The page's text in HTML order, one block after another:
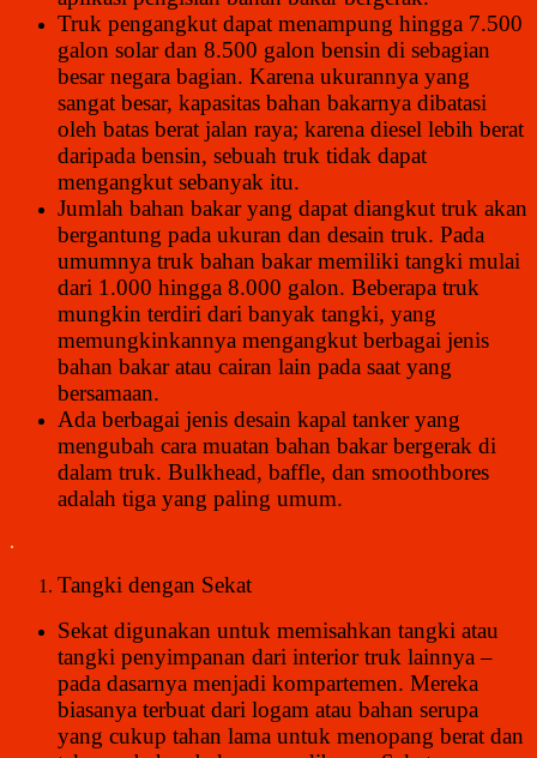
Truk pengangkut dapat menampung hingga 7.500
galon solar dan 8.500 galon bensin di sebagian
besar negara bagian. Karena ukurannya yang
sangat besar, kapasitas bahan bakarnya dibatasi
oleh batas berat jalan raya; karena diesel lebih berat
daripada bensin, sebuah truk tidak dapat
mengangkut sebanyak itu.
Jumlah bahan bakar yang dapat diangkut truk akan
bergantung pada ukuran dan desain truk. Pada
umumnya truk bahan bakar memiliki tangki mulai
dari 1.000 hingga 8.000 galon. Beberapa truk
mungkin terdiri dari banyak tangki, yang
memungkinkannya mengangkut berbagai jenis
bahan bakar atau cairan lain pada saat yang
bersamaan.
Ada berbagai jenis desain kapal tanker yang
mengubah cara muatan bahan bakar bergerak di
dalam truk. Bulkhead, baffle, dan smoothbores
adalah tiga yang paling umum.
.
Tangki dengan Sekat
Sekat digunakan untuk memisahkan tangki atau
tangki penyimpanan dari interior truk lainnya –
pada dasarnya menjadi kompartemen. Mereka
biasanya terbuat dari logam atau bahan serupa
yang cukup tahan lama untuk menopang berat dan